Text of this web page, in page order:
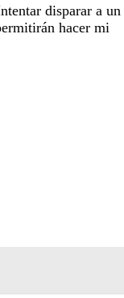
disparar a un
hacer mi